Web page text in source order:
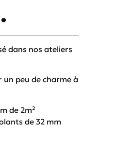
dans nos ateliers
un peu de charme à
de 2m²
de 32 mm